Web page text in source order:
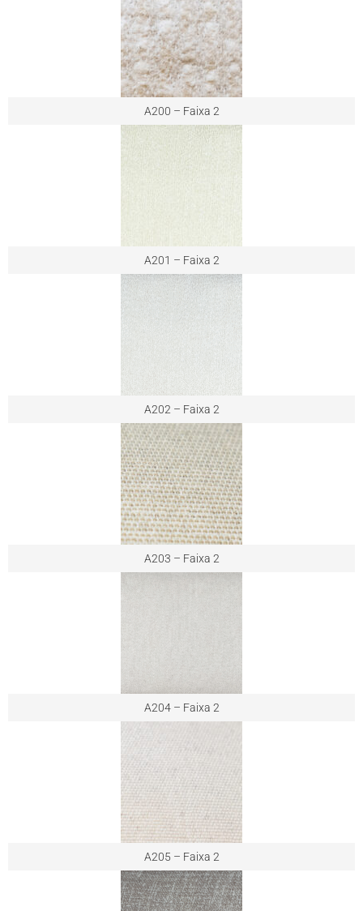
A200 – Faixa 2
A201 – Faixa 2
A202 – Faixa 2
A203 – Faixa 2
A204 – Faixa 2
A205 – Faixa 2